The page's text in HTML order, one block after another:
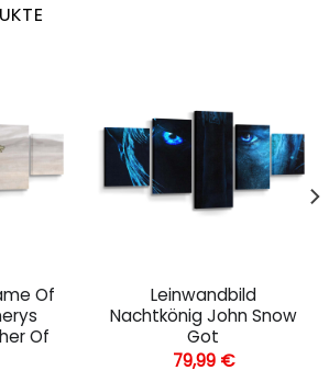
Of
Of
Leinwandbild
Nachtkönig John Snow
Got
79,99 €